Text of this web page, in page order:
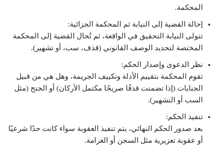
المحكمة.
إحالة القضية إلى النيابة ثم المحكمة الجزائية:
تتولى النيابة التحقيق في الواقعة، ثم تُحال القضية إلى المحكمة
المختصة لتحديد الوصف القانوني (قذف، سب، أو تشهير).
نظر الدعوى وإصدار الحكم:
تقوم المحكمة بتقييم الأدلة وتكييف الجريمة، وهل هي من قبيل
الجنايات (إذا تضمنت قذفًا صريحًا مكتمل الأركان) أو الجنح (مثل
السب أو التشهير).
تنفيذ الحكم:
بعد صدور الحكم النهائي، يتم تنفيذ العقوبة سواء كانت حدًا شرعيًا
أو عقوبة تعزيرية مثل السجن أو الغرامة.